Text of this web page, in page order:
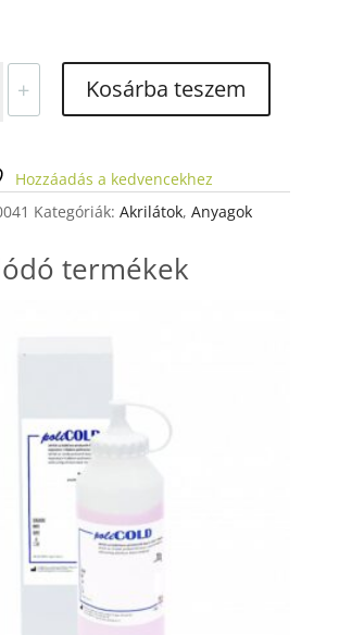
+ Kosárba teszem
Hozzáadás a kedvencekhez
Kategóriák: Akrilátok, Anyagok
termékek